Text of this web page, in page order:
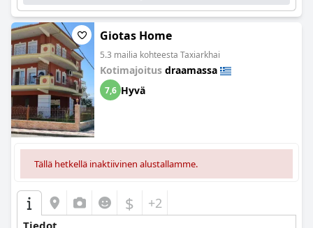
Giotas Home
5.3 mailia kohteesta Taxiarkhai
Kotimajoitus draamassa
7,6 Hyvä
Tällä hetkellä inaktiivinen alustallamme.
$ +2
Tiedot